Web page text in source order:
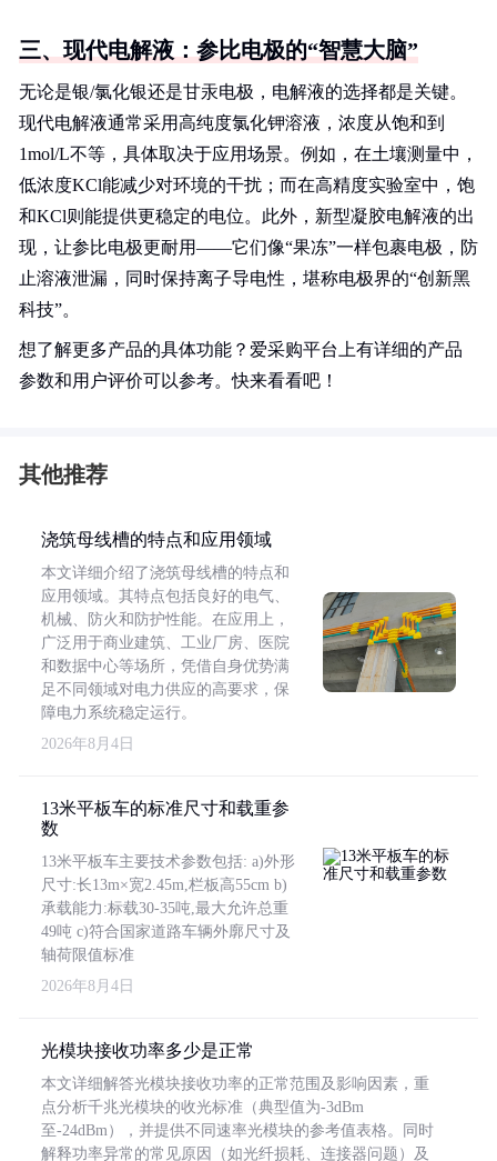
三、现代电解液：参比电极的“智慧大脑”
无论是银/氯化银还是甘汞电极，电解液的选择都是关键。
现代电解液通常采用高纯度氯化钾溶液，浓度从饱和到
1mol/L不等，具体取决于应用场景。例如，在土壤测量中，
低浓度KCl能减少对环境的干扰；而在高精度实验室中，饱
和KCl则能提供更稳定的电位。此外，新型凝胶电解液的出
现，让参比电极更耐用——它们像“果冻”一样包裹电极，防
止溶液泄漏，同时保持离子导电性，堪称电极界的“创新黑
科技”。
想了解更多产品的具体功能？爱采购平台上有详细的产品
参数和用户评价可以参考。快来看看吧！
其他推荐
浇筑母线槽的特点和应用领域
本文详细介绍了浇筑母线槽的特点和
应用领域。其特点包括良好的电气、
机械、防火和防护性能。在应用上，
广泛用于商业建筑、工业厂房、医院
和数据中心等场所，凭借自身优势满
足不同领域对电力供应的高要求，保
障电力系统稳定运行。
2026年8月4日
13米平板车的标准尺寸和载重参
数
13米平板车主要技术参数包括: a)外形
尺寸:长13m×宽2.45m,栏板高55cm b)
承载能力:标载30-35吨,最大允许总重
49吨 c)符合国家道路车辆外廓尺寸及
轴荷限值标准
2026年8月4日
光模块接收功率多少是正常
本文详细解答光模块接收功率的正常范围及影响因素，重
点分析千兆光模块的收光标准（典型值为-3dBm
至-24dBm），并提供不同速率光模块的参考值表格。同时
解释功率异常的常见原因（如光纤损耗、连接器问题）及